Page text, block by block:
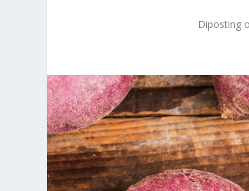
Diposting